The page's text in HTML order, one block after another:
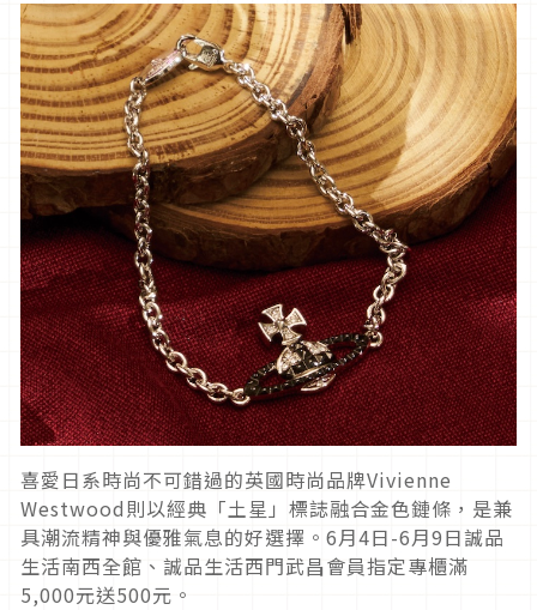
喜愛日系時尚不可錯過的英國時尚品牌Vivienne
Westwood則以經典「土星」標誌融合金色鏈條，是兼
具潮流精神與優雅氣息的好選擇。6月4日-6月9日誠品
生活南西全館、誠品生活西門武昌會員指定專櫃滿
5,000元送500元。